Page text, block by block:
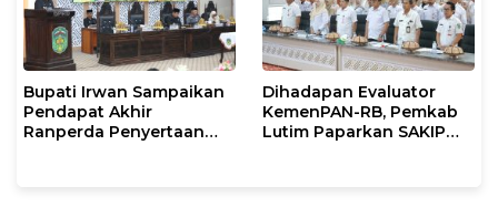
Bupati Irwan Sampaikan
Pendapat Akhir
Ranperda Penyertaan
Dihadapan Evaluator
KemenPAN-RB, Pemkab
Lutim Paparkan SAKIP